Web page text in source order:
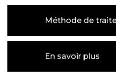
Méthode de
En savoir plus